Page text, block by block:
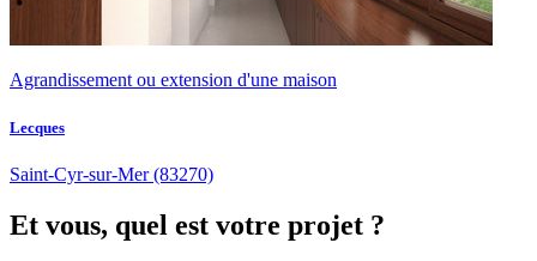
Agrandissement ou extension d'une maison
Lecques
Saint-Cyr-sur-Mer(83270)
Et vous, quel est votre projet ?